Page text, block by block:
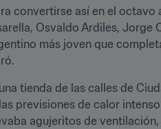
convertirse así en el octavo
Osvaldo Ardiles, Jorge
más joven que
tienda de las calles de
previsiones de calor
agujeritos de